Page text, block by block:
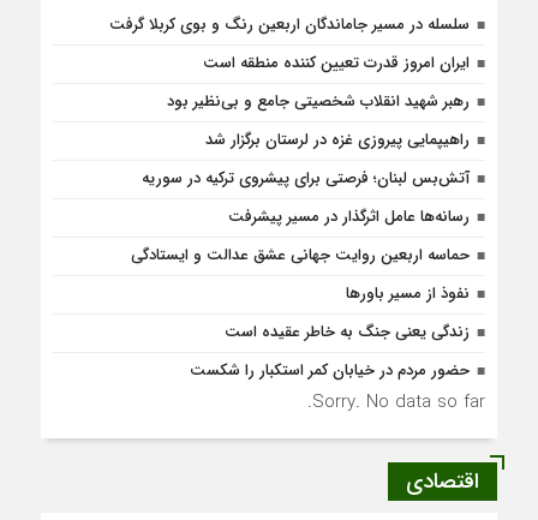
سلسله در مسیر جاماندگان اربعین رنگ و بوی کربلا گرفت
ایران امروز قدرت تعیین کننده منطقه است
رهبر شهید انقلاب شخصیتی جامع و بی‌نظیر بود
راهیپمایی پیروزی غزه در لرستان برگزار شد
آتش‌بس لبنان؛ فرصتی برای پیشروی ترکیه در سوریه
رسانه‌ها عامل اثرگذار در مسیر پیشرفت
حماسه اربعین روایت جهانی عشق عدالت و ایستادگی
نفوذ از مسیر باورها
زندگی یعنی جنگ به‌ خاطر عقیده است
حضور مردم در خیابان کمر استکبار را شکست
Sorry. No data so far.
اقتصادی